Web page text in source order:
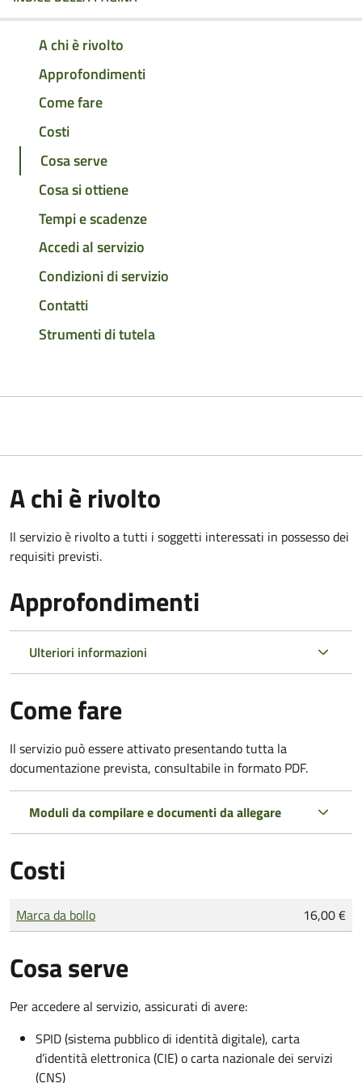
A chi è rivolto
Approfondimenti
Come fare
Costi
Cosa serve
Cosa si ottiene
Tempi e scadenze
Accedi al servizio
Condizioni di servizio
Contatti
Strumenti di tutela
A chi è rivolto
Il servizio è rivolto a tutti i soggetti interessati in possesso dei
requisiti previsti.
Approfondimenti
Ulteriori informazioni
Come fare
Il servizio può essere attivato presentando tutta la
documentazione prevista, consultabile in formato PDF.
Moduli da compilare e documenti da allegare
Costi
Tipo di pagamento
Importo
Marca da bollo 16,00 €
Cosa serve
Per accedere al servizio, assicurati di avere:
SPID (sistema pubblico di identità digitale), carta
d’identità elettronica (CIE) o carta nazionale dei servizi
(CNS)